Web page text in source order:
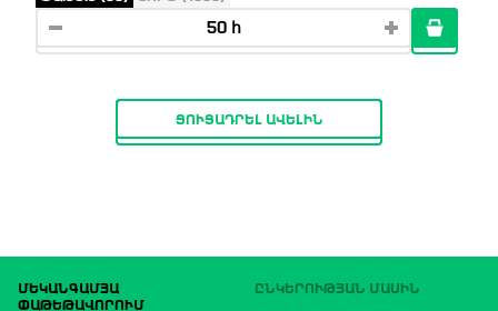
ՑՈՒՑԱԴՐԵԼ ԱՎԵԼԻՆ
ՄԵԿԱՆԳԱՄՅԱ
ՓԱԹԵԹԱՎՈՐՈՒՄ
ԸՆԿԵՐՈՒԹՅԱՆ ՄԱՍԻՆ